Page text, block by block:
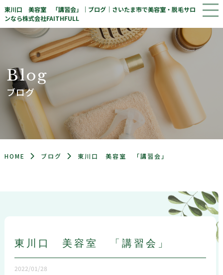
東川口 美容室 「講習会」｜ブログ｜さいたま市で美容室・脱毛サロ
ンなら株式会社FAITHFULL
Blog
ブログ
HOME ブログ 東川口 美容室 「講習会」
東川口 美容室 「講習会」
2022/01/28